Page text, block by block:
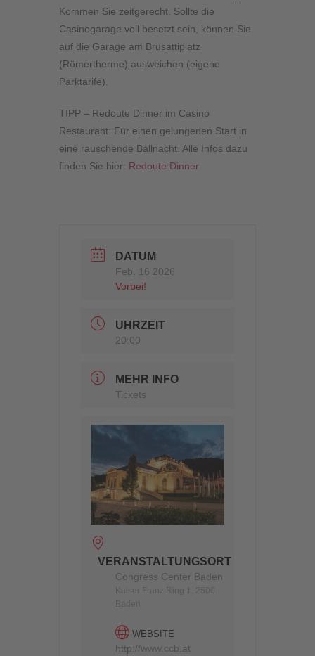
Kommen Sie zeitgerecht. Sollte die
Casinogarage voll besetzt sein, können Sie
auf die Garage am Brusattiplatz
(Römertherme) ausweichen (eigene
Parktarife).
TIPP – Redoute Dinner im Casino
Restaurant: Für einen gelungenen Start in
eine rauschende Ballnacht. Alle Infos dazu
finden Sie hier: Redoute Dinner
DATUM
Feb. 16 2026
Vorbei!
UHRZEIT
20:00
MEHR INFO
Tickets
VERANSTALTUNGSORT
Congress Center Baden
WEBSITE
http://www.ccb.at